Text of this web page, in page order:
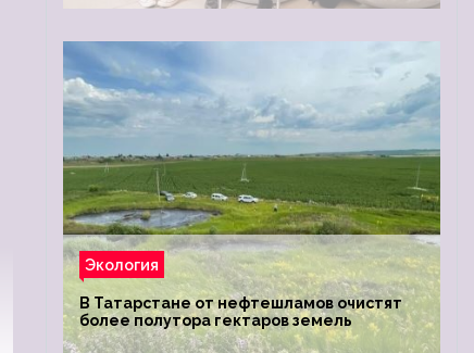
Экология
В Татарстане от нефтешламов очистят
более полутора гектаров земель